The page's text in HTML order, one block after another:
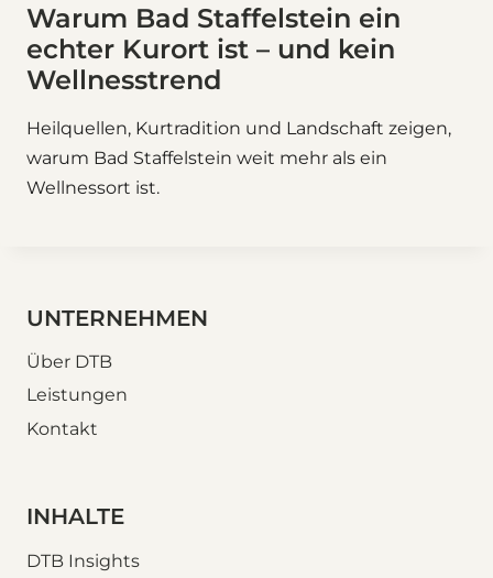
Warum Bad Staffelstein ein
echter Kurort ist – und kein
Wellnesstrend
Heilquellen, Kurtradition und Landschaft zeigen,
warum Bad Staffelstein weit mehr als ein
Wellnessort ist.
UNTERNEHMEN
Über DTB
Leistungen
Kontakt
INHALTE
DTB Insights